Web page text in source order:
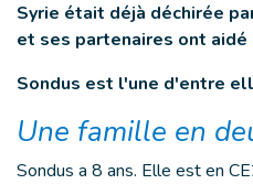
Syrie était déjà déchirée
et ses partenaires ont
Sondus est l'une d'entre
Une famille en
Sondus a 8 ans. Elle est en